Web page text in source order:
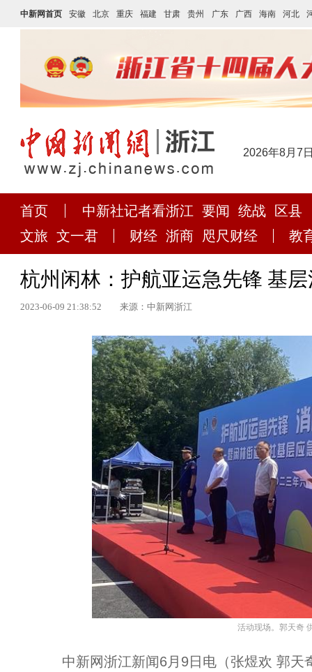
中新网首页 安徽 北京 重庆 福建 甘肃 贵州 广东 广西 海南 河北
2026年8月7
首页 中新社记者看浙江 要闻 统战
区县
文旅 文一君 财经 浙商 咫尺财经 教
杭州闲林：护航亚运急先锋 基
2023-06-09 21:38:52 来源：中新网浙江
活动现场。郭天奇
中新网浙江新闻6月9日电（张煜欢 郭天